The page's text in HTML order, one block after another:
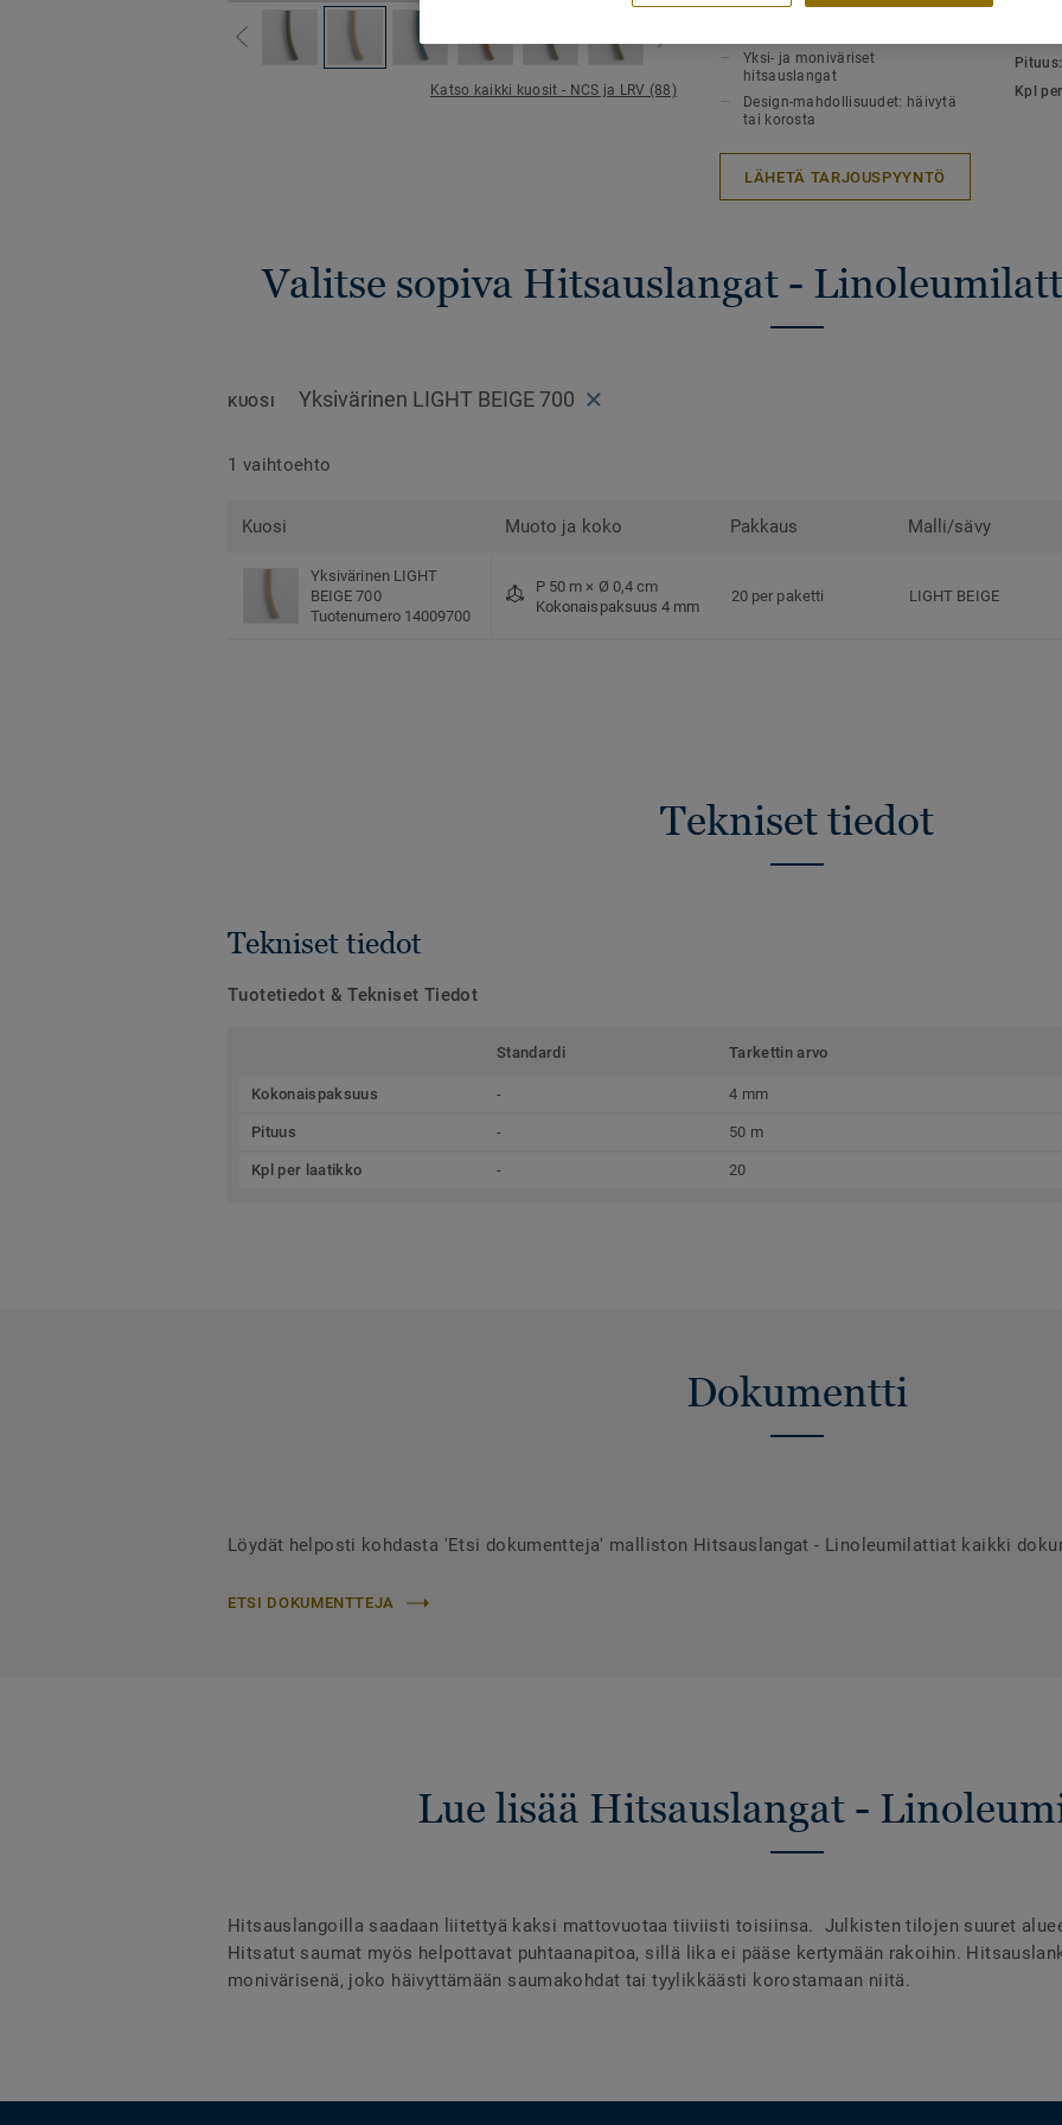
Katso kaikki kuosit - NCS ja LRV (88)
Yksi- ja moniväriset
hitsauslangat
Design-mahdollisuudet: häivytä
tai korosta
Pituus:
Kpl
LÄHETÄ TARJOUSPYYNTÖ
Valitse sopiva Hitsauslangat -
KUOSI Yksivärinen LIGHT BEIGE 700
1 vaihtoehto
Kuosi Muoto ja koko Pakkaus Malli/sävy
Yksivärinen LIGHT
BEIGE 700
Tuotenumero 14009700
P 50 m × Ø 0,4 cm
Kokonaispaksuus 4 mm
20 per paketti LIGHT BEIGE
Tekniset tiedot
Tekniset tiedot
Tuotetiedot & Tekniset Tiedot
Standardi Tarkettin arvo
Kokonaispaksuus - 4 mm
Pituus - 50 m
Kpl per laatikko - 20
Dokumentti
Löydät helposti kohdasta 'Etsi dokumentteja' malliston Hitsauslangat - Linoleumilattiat kaikki
ETSI DOKUMENTTEJA
Lue lisää Hitsauslangat -
Hitsauslangoilla saadaan liitettyä kaksi mattovuotaa tiiviisti toisiinsa. Julkisten tilojen suuret
Hitsatut saumat myös helpottavat puhtaanapitoa, sillä lika ei pääse kertymään rakoihin.
monivärisenä, joko häivyttämään saumakohdat tai tyylikkäästi korostamaan niitä.